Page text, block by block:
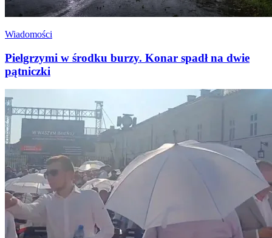
Wiadomości
Pielgrzymi w środku burzy. Konar spadł na dwie
pątniczki